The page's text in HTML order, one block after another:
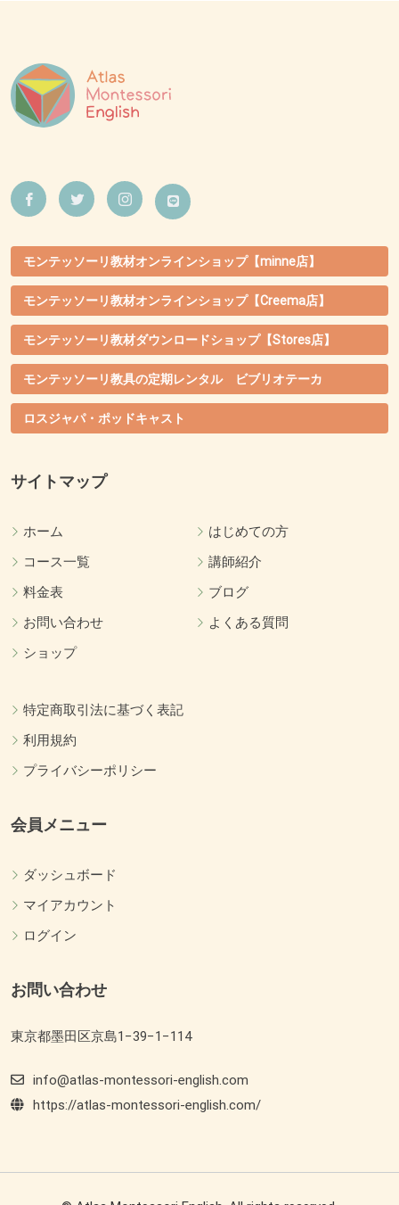
モンテッソーリ教材オンラインショップ【minne店】
モンテッソーリ教材オンラインショップ【Creema店】
モンテッソーリ教材ダウンロードショップ【Stores店】
モンテッソーリ教具の定期レンタル ビブリオテーカ
ロスジャパ・ポッドキャスト
サイトマップ
ホーム
はじめての方
コース一覧
講師紹介
料金表
ブログ
お問い合わせ
よくある質問
ショップ
特定商取引法に基づく表記
利用規約
プライバシーポリシー
会員メニュー
ダッシュボード
マイアカウント
ログイン
お問い合わせ
東京都墨田区京島1−39−1−114
info@atlas-montessori-english.com
https://atlas-montessori-english.com/